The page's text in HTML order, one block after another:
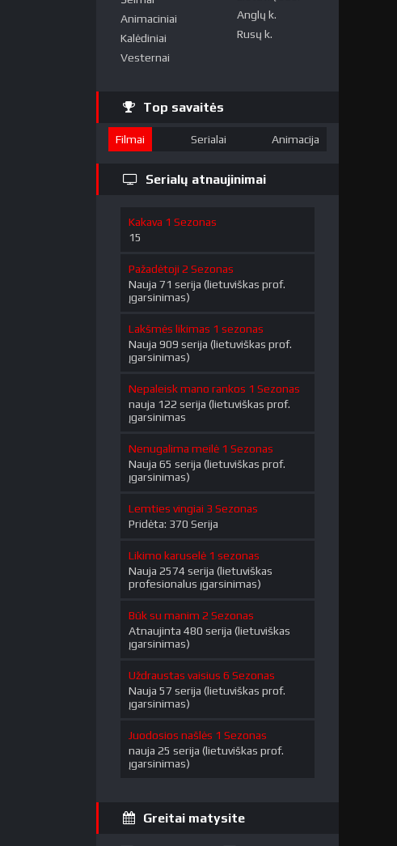
Animaciniai
Kalėdiniai
Vesternai
Anglų k.
Rusų k.
Top savaitės
Filmai Serialai Animacija
Serialų atnaujinimai
Kakava 1 Sezonas
15
Pažadėtoji 2 Sezonas
Nauja 71 serija (lietuviškas prof.
įgarsinimas)
Lakšmės likimas 1 sezonas
Nauja 909 serija (lietuviškas prof.
įgarsinimas)
Nepaleisk mano rankos 1 Sezonas
nauja 122 serija (lietuviškas prof.
įgarsinimas
Nenugalima meilė 1 Sezonas
Nauja 65 serija (lietuviškas prof.
įgarsinimas)
Lemties vingiai 3 Sezonas
Pridėta: 370 Serija
Likimo karuselė 1 sezonas
Nauja 2574 serija (lietuviškas
profesionalus įgarsinimas)
Būk su manim 2 Sezonas
Atnaujinta 480 serija (lietuviškas
įgarsinimas)
Uždraustas vaisius 6 Sezonas
Nauja 57 serija (lietuviškas prof.
įgarsinimas)
Juodosios našlės 1 Sezonas
nauja 25 serija (lietuviškas prof.
įgarsinimas)
Greitai matysite